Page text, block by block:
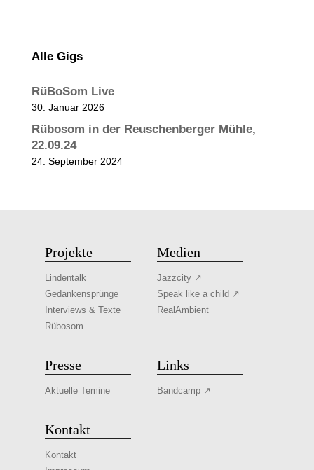
Alle Gigs
RüBoSom Live
30. Januar 2026
Rübosom in der Reuschenberger Mühle,
22.09.24
24. September 2024
Projekte
Lindentalk
Gedankensprünge
Interviews & Texte
Rübosom
Medien
Jazzcity ↗
Speak like a child ↗
RealAmbient
Presse
Aktuelle Temine
Links
Bandcamp ↗
Kontakt
Kontakt